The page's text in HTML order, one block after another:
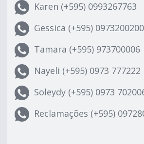
Karen (+595) 0993267763
Gessica (+595) 0973200200
Tamara (+595) 973700006
Nayeli (+595) 0973 777222
Soleydy (+595) 0973
Reclamações (+595)